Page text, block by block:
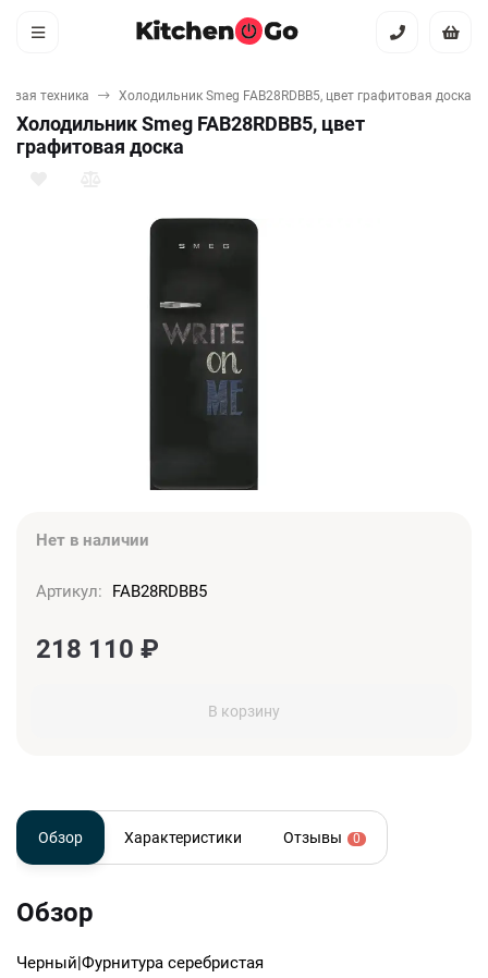
техника Холодильник Smeg FAB28RDBB5, цвет графитовая доска
Холодильник Smeg FAB28RDBB5, цвет
графитовая доска
Нет в наличии
Артикул: FAB28RDBB5
218 110 ₽
В корзину
Обзор Характеристики Отзывы 0
Обзор
Черный|Фурнитура серебристая